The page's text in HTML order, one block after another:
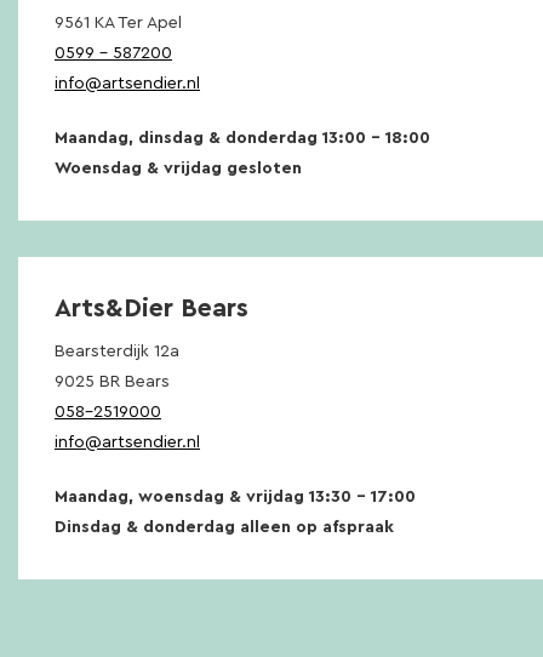
9561 KA Ter Apel
0599 – 587200
info@artsendier.nl
Maandag, dinsdag & donderdag 13:00 – 18:00
Woensdag & vrijdag gesloten
Arts&Dier Bears
Bearsterdijk 12a
9025 BR Bears
058-2519000
info@artsendier.nl
Maandag, woensdag & vrijdag 13:30 – 17:00
Dinsdag & donderdag alleen op afspraak